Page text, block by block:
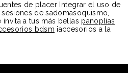
de placer Integrar el uso de
sesiones de sadomasoquismo,
invita a tus más bellas panoplias
bdsm ¡accesorios a la